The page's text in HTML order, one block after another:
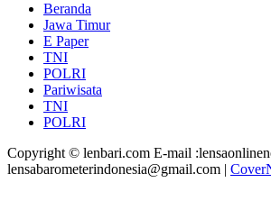
Beranda
Jawa Timur
E Paper
TNI
POLRI
Pariwisata
TNI
POLRI
Copyright © lenbari.com E-mail
lensabarometerindonesia@gmail.com |